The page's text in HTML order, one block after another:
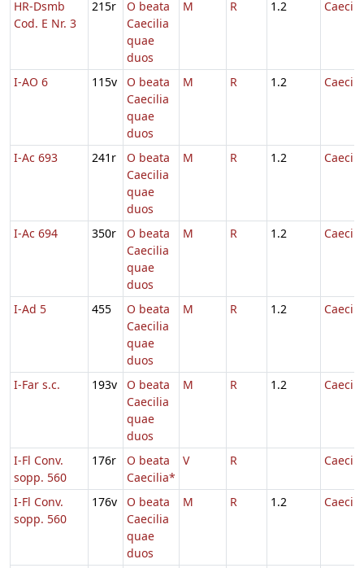
HR-Dsmb
Cod. E Nr. 3
215r
O beata
Caecilia
quae
duos
M R 1.2
I-AO 6 115v
O beata
Caecilia
quae
duos
M R 1.2
I-Ac 693 241r
O beata
Caecilia
quae
duos
M R 1.2
I-Ac 694 350r
O beata
Caecilia
quae
duos
M R 1.2
I-Ad 5 455
O beata
Caecilia
quae
duos
M R 1.2
I-Far s.c. 193v
O beata
Caecilia
quae
duos
M R 1.2
I-Fl Conv.
sopp. 560
176r
O beata
Caecilia*
V R
I-Fl Conv.
sopp. 560
176v
O beata
Caecilia
quae
duos
M R 1.2